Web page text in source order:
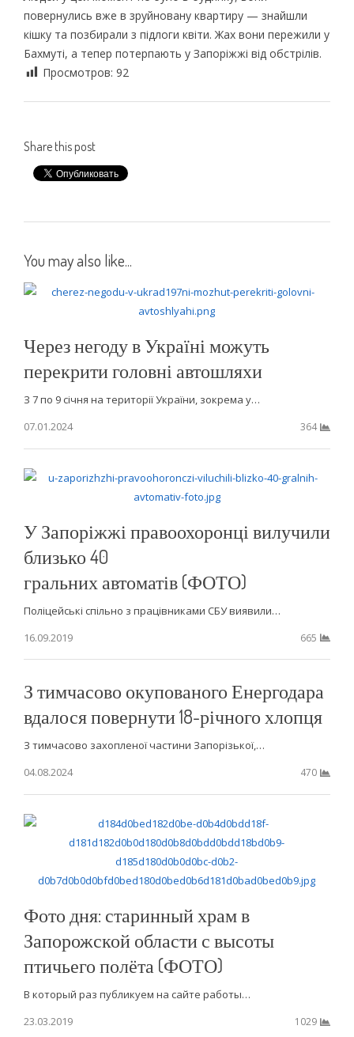
повернулись вже в зруйновану квартиру — знайшли
кішку та позбирали з підлоги квіти. Жах вони пережили у
Бахмуті, а тепер потерпають у Запоріжжі від обстрілів.
Просмотров: 92
Share this post
You may also like...
Через негоду в Україні можуть
перекрити головні автошляхи
З 7 по 9 січня на території України, зокрема у…
07.01.2024
364
У Запоріжжі правоохоронці вилучили
близько 40
гральних автоматів (ФОТО)
Поліцейські спільно з працівниками СБУ виявили…
16.09.2019
665
З тимчасово окупованого Енергодара
вдалося повернути 18-річного хлопця
З тимчасово захопленої частини Запорізької,…
04.08.2024
470
Фото дня: старинный храм в
Запорожской области с высоты
птичьего полёта (ФОТО)
В который раз публикуем на сайте работы…
23.03.2019
1029